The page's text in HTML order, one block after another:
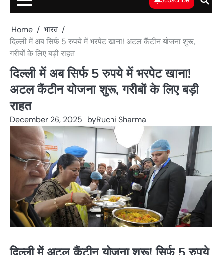
Home
भारत
दिल्ली में अब सिर्फ 5 रुपये में भरपेट खाना! अटल कैंटीन योजना शुरू,
गरीबों के लिए बड़ी राहत
दिल्ली में अब सिर्फ 5 रुपये में भरपेट खाना!
अटल कैंटीन योजना शुरू, गरीबों के लिए बड़ी
राहत
December 26, 2025 byRuchi Sharma
दिल्ली में अटल कैंटीन योजना शुरू! सिर्फ 5 रुपये